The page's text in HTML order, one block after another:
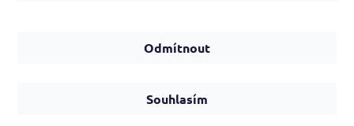
Odmítnout
Souhlasím